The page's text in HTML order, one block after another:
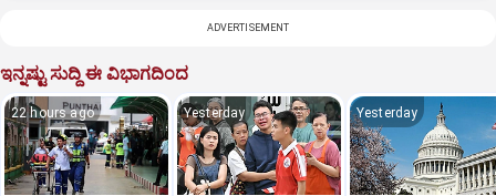
ADVERTISEMENT
ಇನ್ನಷ್ಟು ಸುದ್ದಿ ಈ ವಿಭಾಗದಿಂದ
22 hours ago Yesterday Yesterday